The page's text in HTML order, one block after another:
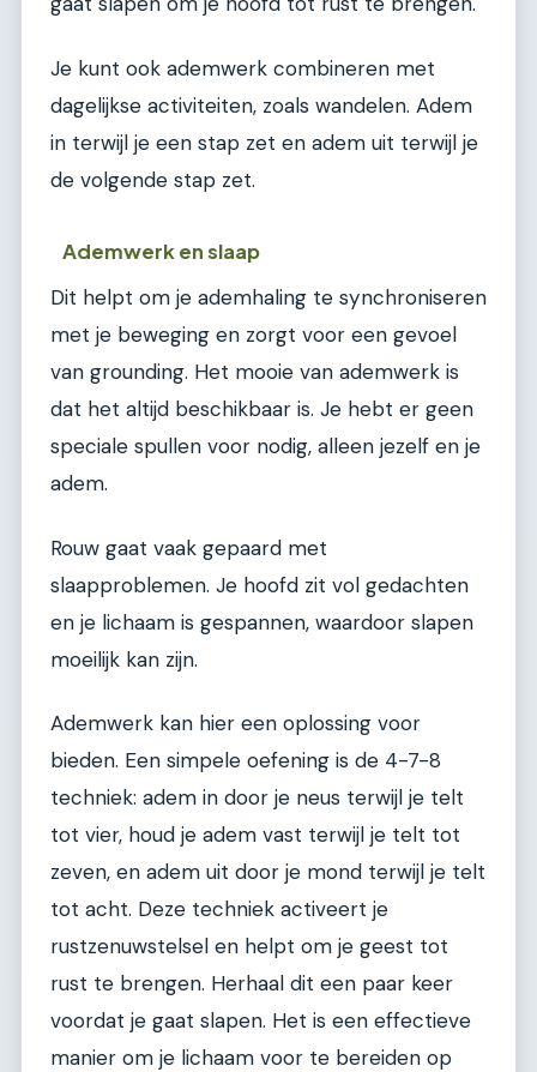
Je kunt ook ademwerk combineren met
dagelijkse activiteiten, zoals wandelen. Adem
in terwijl je een stap zet en adem uit terwijl je
de volgende stap zet.
Ademwerk en slaap
Dit helpt om je ademhaling te synchroniseren
met je beweging en zorgt voor een gevoel
van grounding. Het mooie van ademwerk is
dat het altijd beschikbaar is. Je hebt er geen
speciale spullen voor nodig, alleen jezelf en je
adem.
Rouw gaat vaak gepaard met
slaapproblemen. Je hoofd zit vol gedachten
en je lichaam is gespannen, waardoor slapen
moeilijk kan zijn.
Ademwerk kan hier een oplossing voor
bieden. Een simpele oefening is de 4-7-8
techniek: adem in door je neus terwijl je telt
tot vier, houd je adem vast terwijl je telt tot
zeven, en adem uit door je mond terwijl je telt
tot acht. Deze techniek activeert je
rustzenuwstelsel en helpt om je geest tot
rust te brengen. Herhaal dit een paar keer
voordat je gaat slapen. Het is een effectieve
manier om je lichaam voor te bereiden op